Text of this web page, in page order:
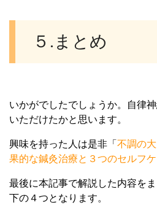
５.まとめ
いかがでしたでしょうか。自律
いただけたかと思います。
興味を持った人は是非「 不調の
果的な鍼灸治療と３つのセルフ
最後に本記事で解説した内容を
下の４つとなります。